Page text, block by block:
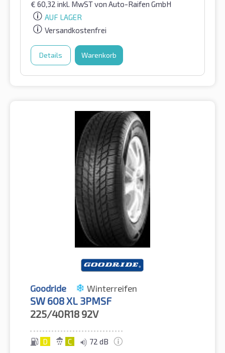
€ 60,32 inkl. MwSTvon Auto-Raifen GmbH
AUF LAGER
Versandkostenfrei
Details Warenkorb
Goodride Winterreifen
SW 608 XL 3PMSF
225/40R18 92V
D C 72 dB